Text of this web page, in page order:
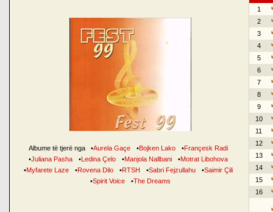
Albume të tjerë nga •Aurela Gaçe •Bojken Lako •Françesk Radi
•Juliana Pasha •Ledina Çelo •Manjola Nallbani •Motrat Libohova
•Myfarete Laze •Rovena Dilo •RTSH •Sabri Fejzullahu •Saimir Çili
•Spirit Voice •The Dreams
1
2
3
4
5
6
7
8
9
10
11
12
13
14
15
16